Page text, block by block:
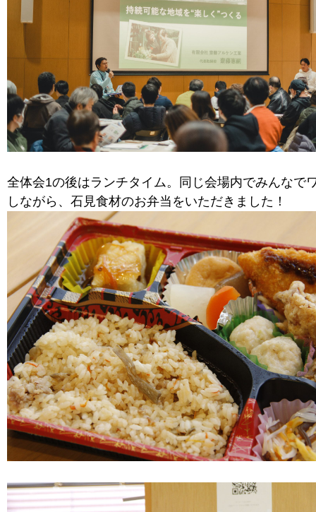
全体会1の後はランチタイム。同じ会場内でみんなで
しながら、石見食材のお弁当をいただきました！